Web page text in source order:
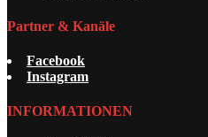
Partner & Kanäle
Facebook
Instagram
INFORMATIONEN